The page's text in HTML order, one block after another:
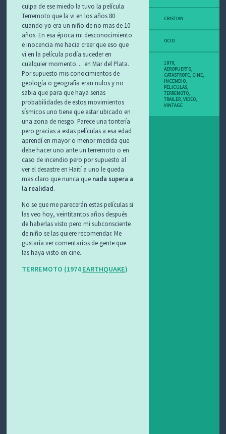
culpa de ese miedo la tuvo la película
Terremoto que la vi en los años 80
cuando yo era un niño de no mas de 10
años. En esa época mi desconocimiento
e inocencia me hacia creer que eso que
vi en la película podía suceder en
cualquier momento… en Mar del Plata.
Por supuesto mis conocimientos de
geología o geografía eran nulos y no
sabia que para que haya serias
probabilidades de estos movimientos
sísmicos uno tiene que estar ubicado en
una zona de riesgo. Parece una tontería
pero gracias a estas películas a esa edad
aprendí en mayor o menor medida que
debe hacer uno ante un terremoto o en
caso de incendio pero por supuesto al
ver el desastre en Haití a uno le queda
mas claro que nunca que nada supera a
la realidad.
No se que me parecerán estas películas si
las veo hoy, veintitantos años después
de haberlas visto pero mi subconsciente
de niño se las quiere recomendar. Me
gustaría ver comentarios de gente que
las haya visto en cine.
TERREMOTO (1974EARTHQUAKE)
CRISTIAN
OCIO
1970,
AEROPUERTO,
CATASTROFE, CINE,
INCENDIO,
PELICULAS,
TERREMOTO,
TRAILER,VIDEO,
VINTAGE